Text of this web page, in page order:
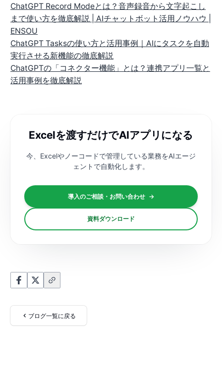
ChatGPT Record Modeとは？音声録音から文字起こし
まで使い方を徹底解説 | AIチャットボット活用ノウハウ |
ENSOU
ChatGPT Tasksの使い方と活用事例｜AIにタスクを自動
実行させる新機能の徹底解説
ChatGPTの「コネクター機能」とは？連携アプリ一覧と
活用事例を徹底解説
Excelを渡すだけでAIアプリになる
今、Excelやノーコードで管理している業務をAIエージ
ェントで自動化します。
導入のご相談・お問い合わせ →
資料ダウンロード
ブログ一覧に戻る